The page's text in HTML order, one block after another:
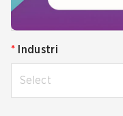
Private Sector
* Industri
Select